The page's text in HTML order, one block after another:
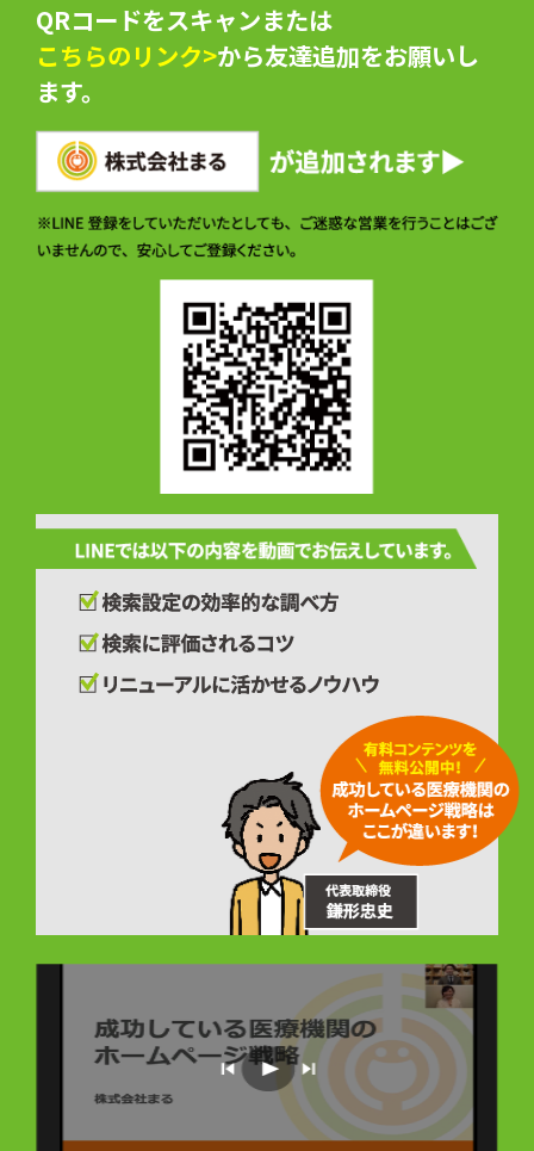
QRコードをスキャンまたは
こちらのリンク>から友達追加をお願いし
ます。